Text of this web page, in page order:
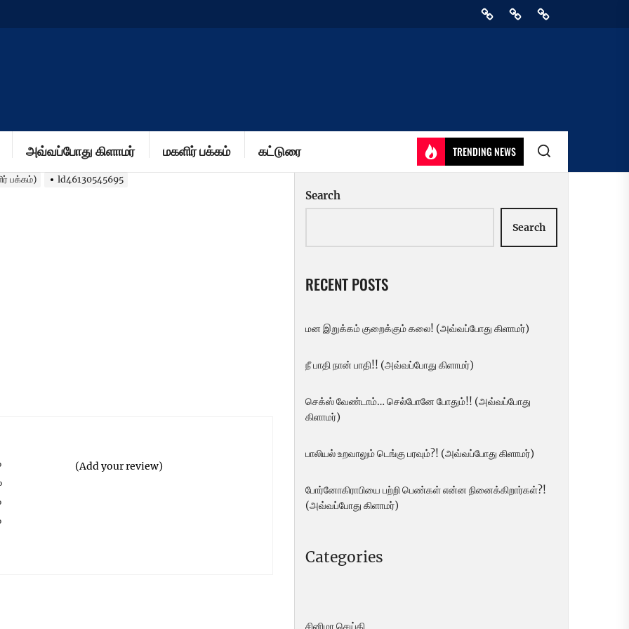
HomePrivacyAthirady
அவ்வப்போது கிளாமர் மகளிர் பக்கம் கட்டுரை TRENDING NEWS
பக்கம்) ld46130545695
(Add your review)
Search
Search
RECENT POSTS
மன இறுக்கம் குறைக்கும் கலை! (அவ்வப்போது கிளாமர்)
நீ பாதி நான் பாதி!! (அவ்வப்போது கிளாமர்)
செக்ஸ் வேண்டாம்… செல்போனே போதும்!! (அவ்வப்போது
கிளாமர்)
பாலியல் உறவாலும் டெங்கு பரவும்?! (அவ்வப்போது கிளாமர்)
போர்னோகிராபியை பற்றி பெண்கள் என்ன நினைக்கிறார்கள்?!
(அவ்வப்போது கிளாமர்)
Categories
சினிமா செய்தி